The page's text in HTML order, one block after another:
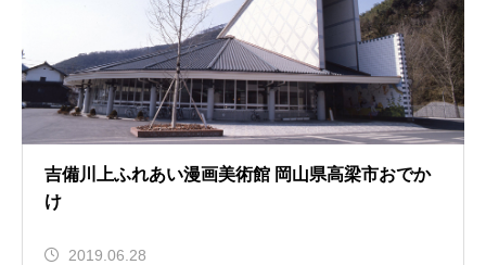
吉備川上ふれあい漫画美術館 岡山県高梁市おでか
け
2019.06.28